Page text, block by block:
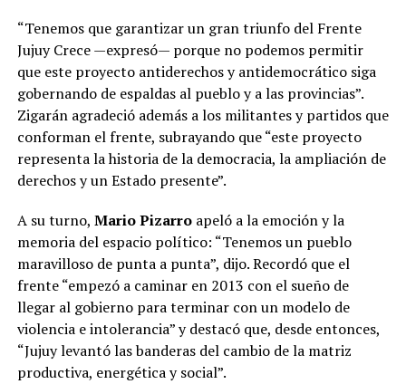
“Tenemos que garantizar un gran triunfo del Frente
Jujuy Crece —expresó— porque no podemos permitir
que este proyecto antiderechos y antidemocrático siga
gobernando de espaldas al pueblo y a las provincias”.
Zigarán agradeció además a los militantes y partidos que
conforman el frente, subrayando que “este proyecto
representa la historia de la democracia, la ampliación de
derechos y un Estado presente”.
A su turno, Mario Pizarroapeló a la emoción y la
memoria del espacio político: “Tenemos un pueblo
maravilloso de punta a punta”, dijo. Recordó que el
frente “empezó a caminar en 2013 con el sueño de
llegar al gobierno para terminar con un modelo de
violencia e intolerancia” y destacó que, desde entonces,
“Jujuy levantó las banderas del cambio de la matriz
productiva, energética y social”.